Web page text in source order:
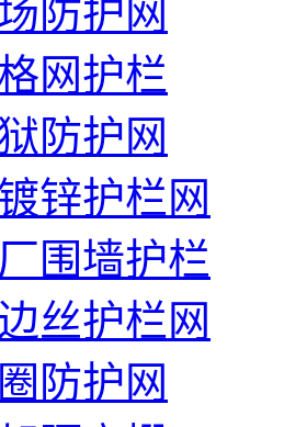
防护网
网护栏
防护网
锌护栏网
围墙护栏
丝护栏网
防护网